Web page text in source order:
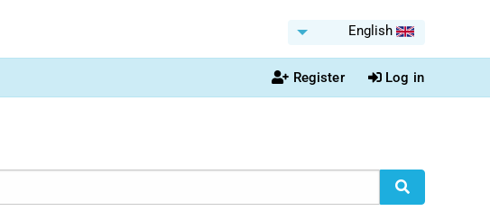
English
Register Log in